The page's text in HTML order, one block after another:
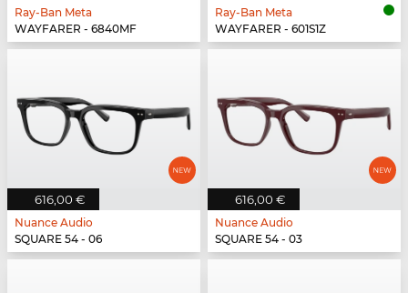
Ray-Ban Meta
WAYFARER - 6840MF
Ray-Ban Meta
WAYFARER - 601S1Z
616,00 €
Nuance Audio
SQUARE 54 - 06
616,00 €
Nuance Audio
SQUARE 54 - 03